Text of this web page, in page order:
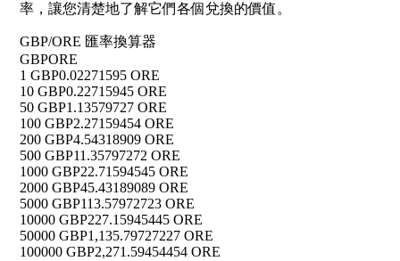
率，讓您清楚地了解它們各個兌換的價值。
GBP/ORE 匯率換算器
GBPORE
1 GBP0.02271595 ORE
10 GBP0.22715945 ORE
50 GBP1.13579727 ORE
100 GBP2.27159454 ORE
200 GBP4.54318909 ORE
500 GBP11.35797272 ORE
1000 GBP22.71594545 ORE
2000 GBP45.43189089 ORE
5000 GBP113.57972723 ORE
10000 GBP227.15945445 ORE
50000 GBP1,135.79727227 ORE
100000 GBP2,271.59454454 ORE